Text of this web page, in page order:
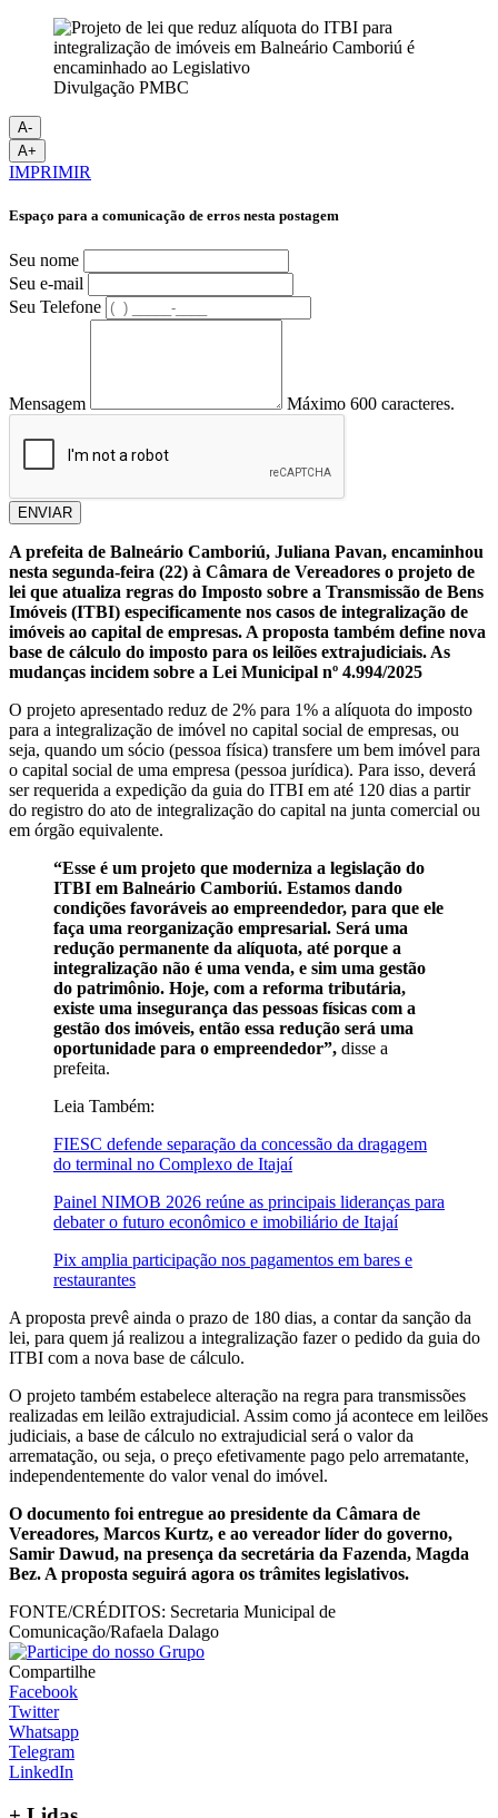
Divulgação PMBC
A-
A+
IMPRIMIR
Espaço para a comunicação de erros nesta postagem
Seu nome
Seu e-mail
Seu Telefone
Mensagem Máximo 600 caracteres.
ENVIAR
A prefeita de Balneário Camboriú, Juliana Pavan, encaminhou
nesta segunda-feira (22) à Câmara de Vereadores o projeto de
lei que atualiza regras do Imposto sobre a Transmissão de Bens
Imóveis (ITBI) especificamente nos casos de integralização de
imóveis ao capital de empresas. A proposta também define nova
base de cálculo do imposto para os leilões extrajudiciais. As
mudanças incidem sobre a Lei Municipal nº 4.994/2025
O projeto apresentado reduz de 2% para 1% a alíquota do imposto
para a integralização de imóvel no capital social de empresas, ou
seja, quando um sócio (pessoa física) transfere um bem imóvel para
o capital social de uma empresa (pessoa jurídica). Para isso, deverá
ser requerida a expedição da guia do ITBI em até 120 dias a partir
do registro do ato de integralização do capital na junta comercial ou
em órgão equivalente.
“Esse é um projeto que moderniza a legislação do
ITBI em Balneário Camboriú. Estamos dando
condições favoráveis ao empreendedor, para que ele
faça uma reorganização empresarial. Será uma
redução permanente da alíquota, até porque a
integralização não é uma venda, e sim uma gestão
do patrimônio. Hoje, com a reforma tributária,
existe uma insegurança das pessoas físicas com a
gestão dos imóveis, então essa redução será uma
oportunidade para o empreendedor”, disse a
prefeita.
Leia Também:
FIESC defende separação da concessão da dragagem
do terminal no Complexo de Itajaí
Painel NIMOB 2026 reúne as principais lideranças para
debater o futuro econômico e imobiliário de Itajaí
Pix amplia participação nos pagamentos em bares e
restaurantes
A proposta prevê ainda o prazo de 180 dias, a contar da sanção da
lei, para quem já realizou a integralização fazer o pedido da guia do
ITBI com a nova base de cálculo.
O projeto também estabelece alteração na regra para transmissões
realizadas em leilão extrajudicial. Assim como já acontece em leilões
judiciais, a base de cálculo no extrajudicial será o valor da
arrematação, ou seja, o preço efetivamente pago pelo arrematante,
independentemente do valor venal do imóvel.
O documento foi entregue ao presidente da Câmara de
Vereadores, Marcos Kurtz, e ao vereador líder do governo,
Samir Dawud, na presença da secretária da Fazenda, Magda
Bez. A proposta seguirá agora os trâmites legislativos.
FONTE/CRÉDITOS: Secretaria Municipal de
Comunicação/Rafaela Dalago
Compartilhe
Facebook
Twitter
Whatsapp
Telegram
LinkedIn